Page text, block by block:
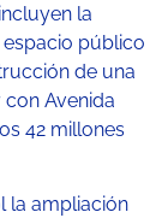
la
espacio público
de una
con Avenida
42 millones
la ampliación